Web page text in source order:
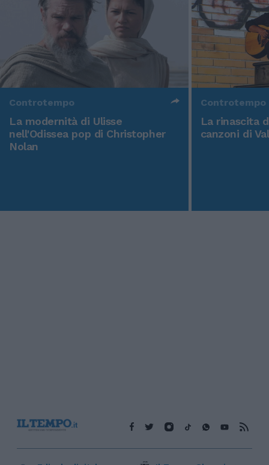
Controtempo
La modernità di Ulisse
nell'Odissea pop di Christopher
Nolan
Controtempo
La rinascita
canzoni di